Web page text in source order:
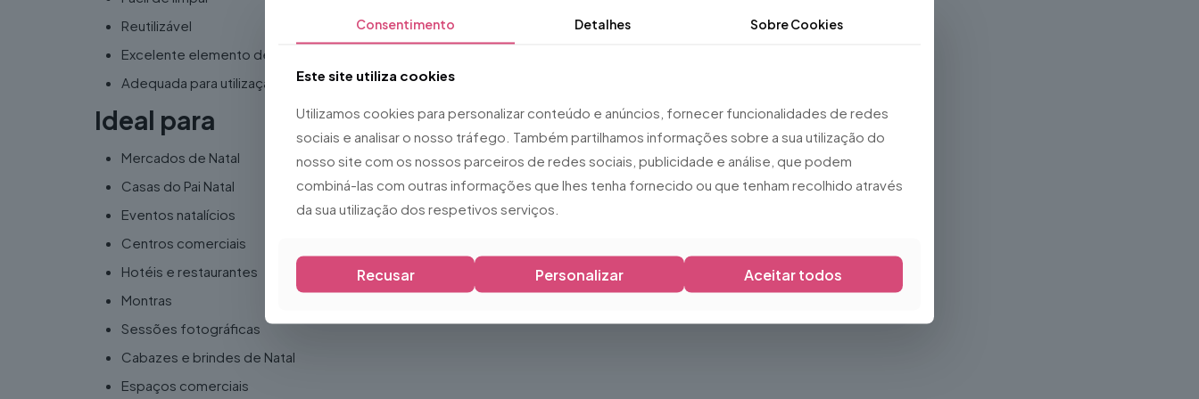
Reutilizável
Excelente elemento decorativo
Adequada para utilização em interiores
Ideal para
Mercados de Natal
Casas do Pai Natal
Eventos natalícios
Centros comerciais
Hotéis e restaurantes
Montras
Sessões fotográficas
Cabazes e brindes de Natal
Espaços comerciais
Consentimento Detalhes SobreCookies
Este site utiliza cookies
Utilizamos cookies para personalizar conteúdo e anúncios, fornecer funcionalidades de redes
sociais e analisar o nosso tráfego. Também partilhamos informações sobre a sua utilização do
nosso site com os nossos parceiros de redes sociais, publicidade e análise, que podem
combiná-las com outras informações que lhes tenha fornecido ou que tenham recolhido através
da sua utilização dos respetivos serviços.
Recusar Personalizar Aceitar todos